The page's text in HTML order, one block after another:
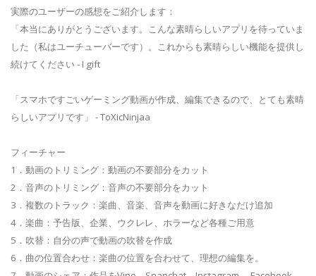
実際のユーザーの感想をご紹介します：
「本当にありがとうございます。こんな素晴らしいアプリを待っていま
した（私はユーチューバーです）。これからも素晴らしい機能を提供し
続けてください - I gift
「スマホですごいゲーミング動画が作成、編集できるので、とても素晴
らしいアプリです」 - ToXicNinjaa
フィーチャー
1．動画のトリミング：動画の不要部分をカット
2．音声のトリミング：音声の不要部分をカット
3．複数のトラック：楽曲、音楽、音声を動画に好きなだけ追加
4．楽曲：予告版、企業、ウクレレ、ホラーなど各種ご用意
5．吹替：自分の声で動画の吹替を作成
6．曲の位置合わせ：楽曲の位置を合わせて、理想の編集を。